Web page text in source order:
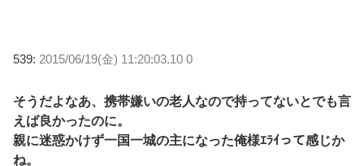
539: 2015/06/19(金) 11:20:03.10 0
そうだよなあ、携帯嫌いの老人なので持ってないとでも言
えば良かったのに。
親に迷惑かけず一国一城の主になった俺様ｴﾗｲって感じか
ね。